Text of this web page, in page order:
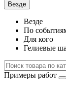
Везде
Везде
По
Для кого
Гелиевые
Примеры работ